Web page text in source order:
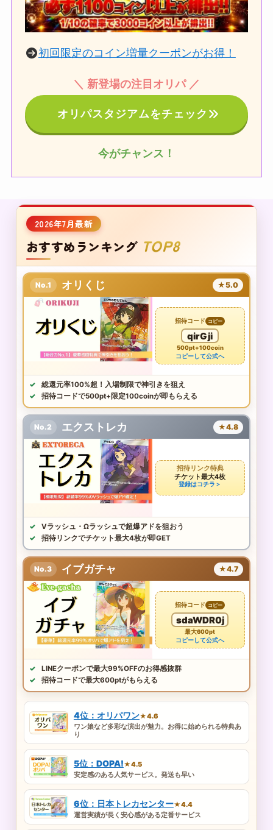
初回限定のコイン増量クーポンがお得！
＼ 新登場の注目オリパ ／
オリパスタジアムをチェック
今がチャンス！
2026年7月最新
おすすめランキング TOP8
No.1 オリくじ ★5.0
招待コード コピー
qirGji
500pt+100coin
コピーして公式へ
総還元率100%超！入場制限で神引きを狙え
招待コードで500pt+限定100coinが即もらえる
No.2 エクストレカ ★4.8
招待リンク特典
チケット最大4枚
登録はコチラ＞
Vラッシュ・Ωラッシュで超爆アドを狙おう
招待リンクでチケット最大4枚が即GET
No.3 イブガチャ ★4.7
招待コード コピー
sdaWDR0j
最大600pt
コピーして公式へ
LINEクーポンで最大99%OFFのお得感抜群
招待コードで最大600ptがもらえる
4位：オリパワン★4.6
ワン娘など多彩な演出が魅力。お得に始められる特典あ
り
5位：DOPA!★4.5
安定感のある人気サービス。発送も早い
6位：日本トレカセンター★4.4
運営実績が長く安心感がある定番サービス